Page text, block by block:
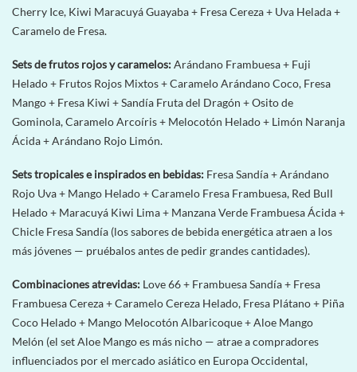
Cherry Ice, Kiwi Maracuyá Guayaba + Fresa Cereza + Uva Helada +
Caramelo de Fresa.
Sets de frutos rojos y caramelos:Arándano Frambuesa + Fuji
Helado + Frutos Rojos Mixtos + Caramelo Arándano Coco, Fresa
Mango + Fresa Kiwi + Sandía Fruta del Dragón + Osito de
Gominola, Caramelo Arcoíris + Melocotón Helado + Limón Naranja
Ácida + Arándano Rojo Limón.
Sets tropicales e inspirados en bebidas: Fresa Sandía + Arándano
Rojo Uva + Mango Helado + Caramelo Fresa Frambuesa, Red Bull
Helado + Maracuyá Kiwi Lima + Manzana Verde Frambuesa Ácida +
Chicle Fresa Sandía (los sabores de bebida energética atraen a los
más jóvenes — pruébalos antes de pedir grandes cantidades).
Combinaciones atrevidas: Love 66 + Frambuesa Sandía + Fresa
Frambuesa Cereza + Caramelo Cereza Helado, Fresa Plátano + Piña
Coco Helado + Mango Melocotón Albaricoque + Aloe Mango
Melón (el set Aloe Mango es más nicho — atrae a compradores
influenciados por el mercado asiático en Europa Occidental,